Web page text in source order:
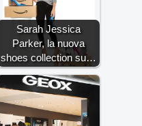
Sarah Jessica
Parker, la nuova
shoes collection su…